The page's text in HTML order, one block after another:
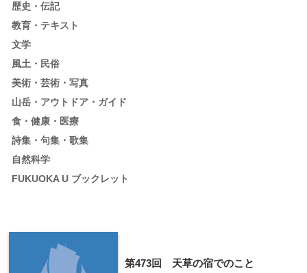
歴史・伝記
教育・テキスト
文学
風土・民俗
美術・芸術・写真
山岳・アウトドア・ガイド
食・健康・医療
詩集・句集・歌集
自然科学
FUKUOKA U ブックレット
第473回 天草の宿でのこと